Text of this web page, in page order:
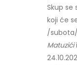
Skup
koji će
/
Matuzići